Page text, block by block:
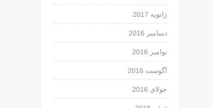
ژانویه 2017
دسامبر 2016
نوامبر 2016
آگوست 2016
جولای 2016